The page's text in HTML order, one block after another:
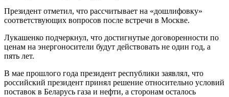
Президент отметил, что рассчитывает на «дошлифовку»
соответствующих вопросов после встречи в Москве.
Лукашенко подчеркнул, что достигнутые договоренности по
ценам на энергоносители будут действовать не один год, а
пять лет.
В мае прошлого года президент республики заявлял, что
российский президент принял решение относительно условий
поставок в Беларусь газа и нефти, а сторонам осталось